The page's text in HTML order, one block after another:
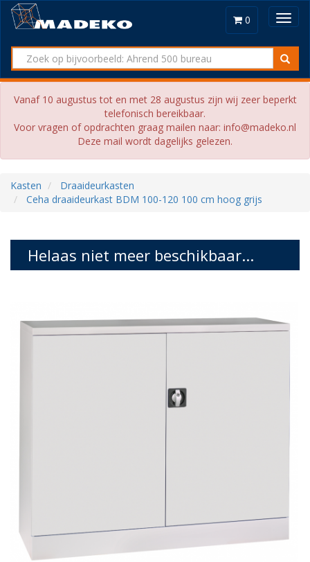
0
Vanaf 10 augustus tot en met 28 augustus zijn wij zeer beperkt
telefonisch bereikbaar.
Voor vragen of opdrachten graag mailen naar: info@madeko.nl
Deze mail wordt dagelijks gelezen.
Kasten
Draaideurkasten
Ceha draaideurkast BDM 100-120 100 cm hoog grijs
Helaas niet meer beschikbaar...